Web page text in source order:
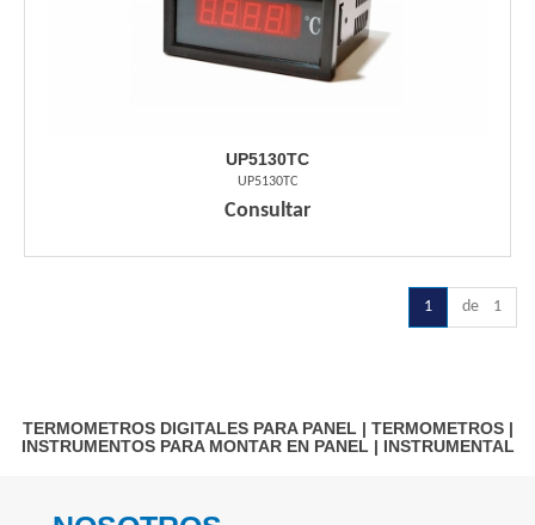
UP5130TC
UP5130TC
Consultar
1 de 1
TERMOMETROS DIGITALES PARA PANEL | TERMOMETROS|
INSTRUMENTOS PARA MONTAR EN PANEL | INSTRUMENTAL